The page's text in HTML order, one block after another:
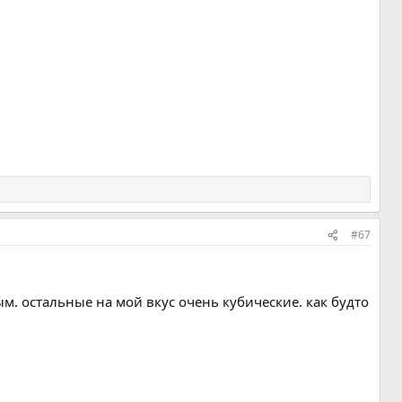
#67
остальные на мой вкус очень кубические. как будто